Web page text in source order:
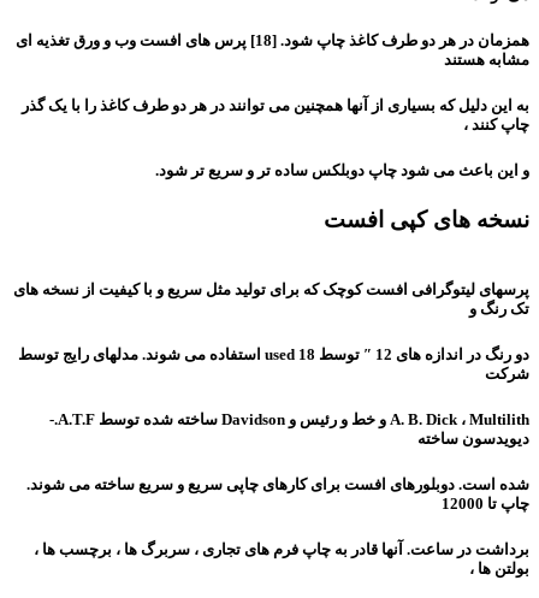
همزمان در هر دو طرف کاغذ چاپ شود. [18] پرس های افست وب و ورق تغذیه ای
مشابه هستند
به این دلیل که بسیاری از آنها همچنین می توانند در هر دو طرف کاغذ را با یک گذر
چاپ کنند ،
و این باعث می شود چاپ دوبلکس ساده تر و سریع تر شود.
نسخه های کپی افست
پرسهای لیتوگرافی افست کوچک که برای تولید مثل سریع و با کیفیت از نسخه های
تک رنگ و
دو رنگ در اندازه های 12 ″ توسط 18 used استفاده می شوند. مدلهای رایج توسط
شرکت
A. B. Dick ، ​​Multilith و خط و رئیس و Davidson ساخته شده توسط A.T.F.-
دیویدسون ساخته
شده است. دوبلورهای افست برای کارهای چاپی سریع و سریع ساخته می شوند.
چاپ تا 12000
برداشت در ساعت. آنها قادر به چاپ فرم های تجاری ، سربرگ ها ، برچسب ها ،
بولتن ها ،